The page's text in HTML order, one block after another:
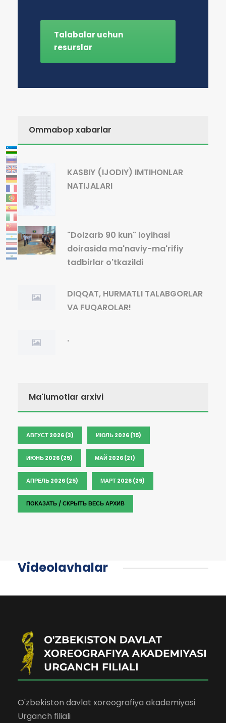
Talabalar uchun
resurslar
Ommabop xabarlar
KASBIY (IJODIY) IMTIHONLAR
NATIJALARI
"Dolzarb 90 kun" loyihasi
doirasida ma'naviy-ma'rifiy
tadbirlar o'tkazildi
DIQQAT, HURMATLI TALABGORLAR
VA FUQAROLAR!
.
Ma'lumotlar arxivi
АВГУСТ 2026 (3) ИЮЛЬ 2026 (15)
ИЮНЬ 2026 (25) МАЙ 2026 (21)
АПРЕЛЬ 2026 (25) МАРТ 2026 (29)
ПОКАЗАТЬ / СКРЫТЬ ВЕСЬ АРХИВ
Videolavhalar
O'zbekiston davlat xoreografiya akademiyasi
Urganch filiali